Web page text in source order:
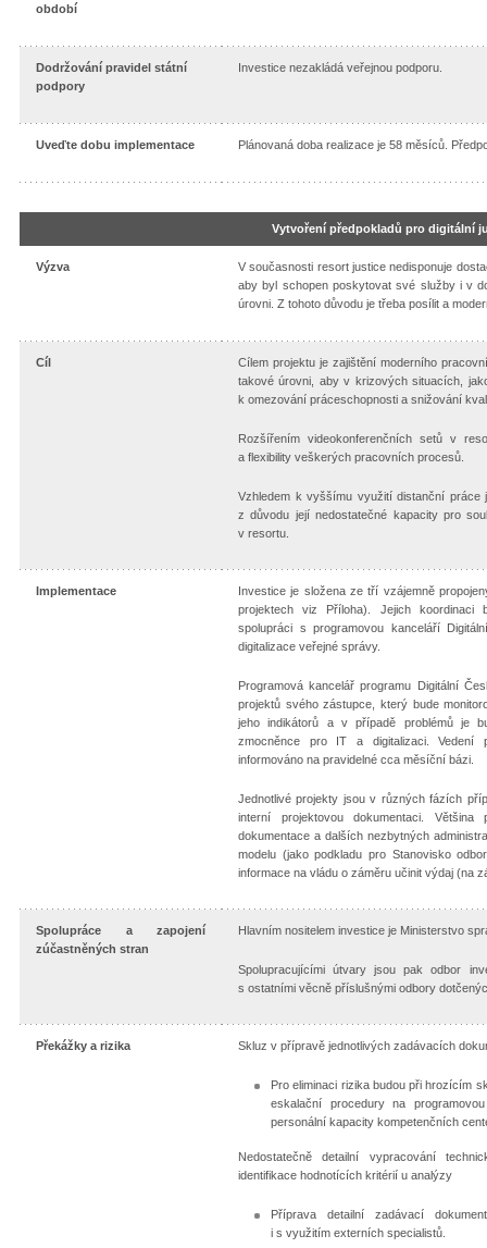
období
Dodržování pravidel státní
podpory
Investice nezakládá veřejnou podporu.
Uveďte dobu implementace Plánovaná doba realizace je 58 měsíců.
Vytvoření předpokladů pro digitální
Výzva
V současnosti resort justice nedisponuje
aby byl schopen poskytovat své služby i v
úrovni. Z tohoto důvodu je třeba posílit a
Cíl
Cílem projektu je zajištění moderního
takové úrovni, aby v krizových situacích,
k omezování práceschopnosti a snižování
Rozšířením videokonferenčních setů v
a flexibility veškerých pracovních procesů.
Vzhledem k vyššímu využití distanční práce
z důvodu její nedostatečné kapacity pro
v resortu.
Implementace
Investice je složena ze tří vzájemně
projektech viz Příloha). Jejich koordinaci
spolupráci s programovou kanceláří
digitalizace veřejné správy.
Programová kancelář programu Digitální
projektů svého zástupce, který bude
jeho indikátorů a v případě problémů je
zmocněnce pro IT a digitalizaci. Vedení
informováno na pravidelné cca měsíční bázi.
Jednotlivé projekty jsou v různých fázích
interní projektovou dokumentaci.
dokumentace a dalších nezbytných
modelu (jako podkladu pro Stanovisko
informace na vládu o záměru učinit výdaj (na
Spolupráce a zapojení
zúčastněných stran
Hlavním nositelem investice je Ministerstvo
Spolupracujícími útvary jsou pak odbor
s ostatními věcně příslušnými odbory
Překážky a rizika Skluz v přípravě jednotlivých zadávacích
Pro eliminaci rizika budou při hrozícím
eskalační procedury na
personální kapacity kompetenčních
Nedostatečně detailní vypracování
identifikace hodnotících kritérií u analýzy
Příprava detailní zadávací
i s využitím externích specialistů.